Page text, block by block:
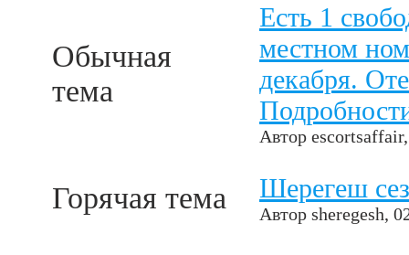
Обычная
тема
Есть 1
местном
декабря.
Автор escortsaffair
Горячая тема Шерегеш
Автор sheregesh,